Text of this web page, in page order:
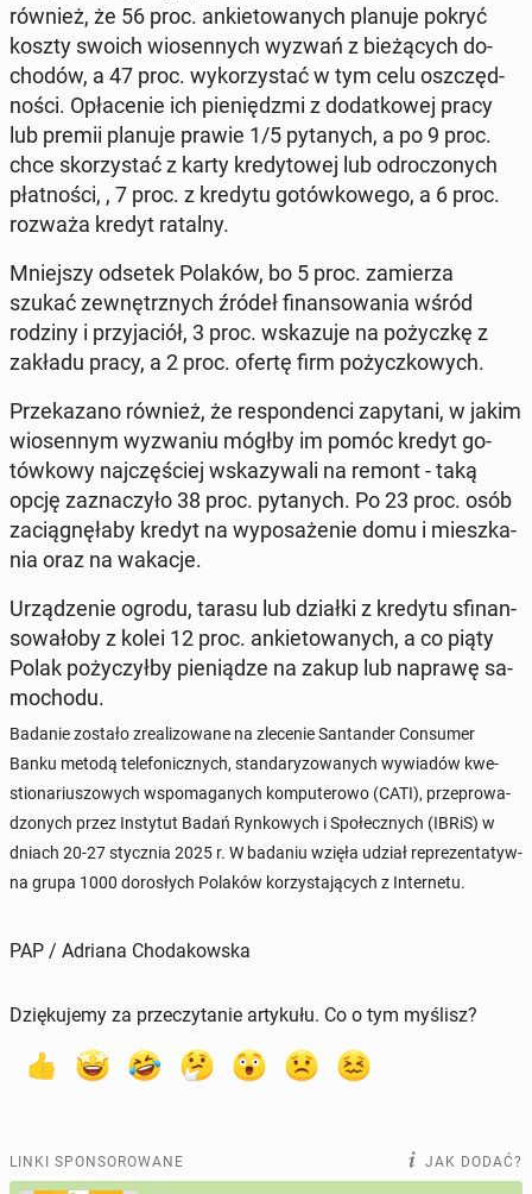
również, że 56 proc. an­kie­to­wa­nych planuje pokryć
koszty swoich wio­sen­nych wyzwań z bie­żą­cych do­
cho­dów, a 47 proc. wy­ko­rzy­stać w tym celu oszczęd­
no­ści. Opła­ce­nie ich pie­niędz­mi z do­dat­ko­wej pracy
lub premii planuje prawie 1/5 py­ta­nych, a po 9 proc.
chce sko­rzy­stać z karty kre­dy­to­wej lub od­ro­czo­nych
płat­no­ści, , 7 proc. z kredytu go­tów­ko­we­go, a 6 proc.
rozważa kredyt ratalny.
Mniej­szy odsetek Polaków, bo 5 proc. za­mie­rza
szukać ze­wnętrz­nych źródeł fi­nan­so­wa­nia wśród
rodziny i przy­ja­ciół, 3 proc. wska­zu­je na po­życz­kę z
zakładu pracy, a 2 proc. ofertę firm po­życz­ko­wych.
Prze­ka­za­no również, że re­spon­den­ci za­py­ta­ni, w jakim
wio­sen­nym wy­zwa­niu mógłby im pomóc kredyt go­
tów­ko­wy naj­czę­ściej wska­zy­wa­li na remont - taką
opcję za­zna­czy­ło 38 proc. py­ta­nych. Po 23 proc. osób
za­cią­gnę­ła­by kredyt na wy­po­sa­że­nie domu i miesz­ka­
nia oraz na wakacje.
Urzą­dze­nie ogrodu, tarasu lub działki z kredytu sfi­nan­
so­wa­ło­by z kolei 12 proc. an­kie­to­wa­nych, a co piąty
Polak po­ży­czył­by pie­nią­dze na zakup lub naprawę sa­
mo­cho­du.
Badanie zostało zre­ali­zo­wa­ne na zle­ce­nie San­tan­der Con­su­mer
Banku metodą te­le­fo­nicz­nych, stan­da­ry­zo­wa­nych wy­wia­dów kwe­
stio­na­riu­szo­wych wspo­ma­ga­nych kom­pu­te­ro­wo (CATI), prze­pro­wa­
dzo­nych przez In­sty­tut Badań Ryn­ko­wych i Spo­łecz­nych (IBRiS) w
dniach 20-27 stycz­nia 2025 r. W badaniu wzięła udział re­pre­zen­ta­tyw­
na grupa 1000 do­ro­słych Polaków ko­rzy­sta­ją­cych z In­ter­ne­tu.
PAP / Adriana Chodakowska
Dziękujemy za przeczytanie artykułu. Co o tym myślisz?
LINKI SPONSOROWANE JAK DODAĆ?